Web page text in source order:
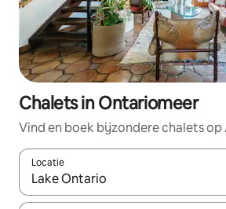
Chalets in Ontariomeer
Vind en boek bijzondere chalets op
Locatie
Wanneer er resultaten beschikbaar